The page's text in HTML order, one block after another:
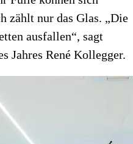
zählt nur das Glas. „Die
ausfallen“, sagt
Jahres René Kollegger.